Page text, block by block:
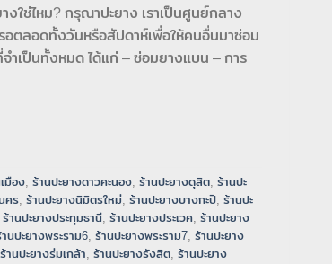
งใช่ไหม? กรุณาปะยาง เราเป็นศูนย์กลาง
อตลอดทั้งวันหรือสัปดาห์เพื่อให้คนอื่นมาซ่อม
ำเป็นทั้งหมด ได้แก่ – ซ่อมยางแบน – การ
มือง, ร้านปะยางดาวคะนอง, ร้านปะยางดุสิต, ร้านปะ
คร, ร้านปะยางนิมิตรใหม่, ร้านปะยางบางกะปิ, ร้านปะ
ร้านปะยางประทุมธานี, ร้านปะยางประเวศ, ร้านปะยาง
นปะยางพระราม6, ร้านปะยางพระราม7, ร้านปะยาง
ร้านปะยางร่มเกล้า, ร้านปะยางรังสิต, ร้านปะยาง